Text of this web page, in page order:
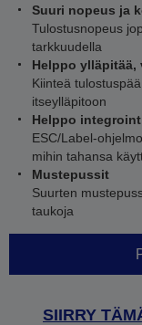
Suuri nopeus ja
Tulostusnopeus
tarkkuudella
Helppo ylläpitää,
Kiinteä
itseylläpitoon
Helppo
ESC/Label-
mihin tahansa
Mustepussit
Suurten
taukoja
SIIRRY